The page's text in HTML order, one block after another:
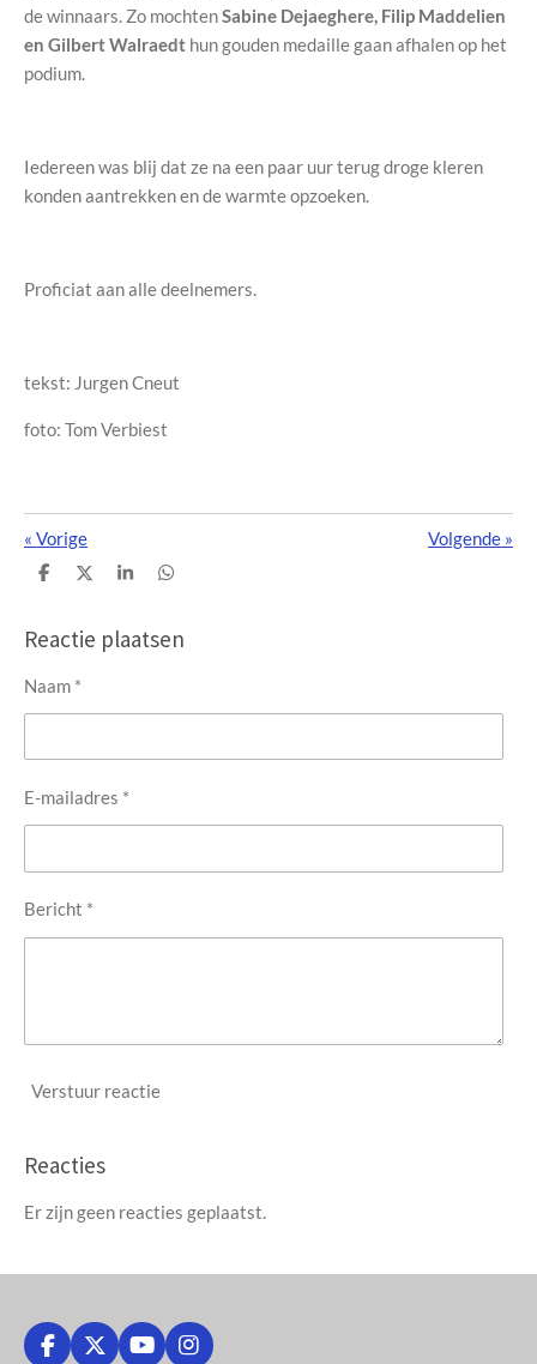
de winnaars. Zo mochtenSabine Dejaeghere, Filip Maddelien
en Gilbert Walraedt hun gouden medaille gaan afhalen op het
podium.
Iedereen was blij dat ze na een paar uur terug droge kleren
konden aantrekken en de warmte opzoeken.
Proficiat aan alle deelnemers.
tekst: Jurgen Cneut
foto: Tom Verbiest
« Vorige Volgende »
D
e
n
D
l
S
r
e
D
e
n
Reactie plaatsen
Naam *
E-mailadres *
Bericht *
Verstuur reactie
Reacties
Er zijn geen reacties geplaatst.
F X Y I